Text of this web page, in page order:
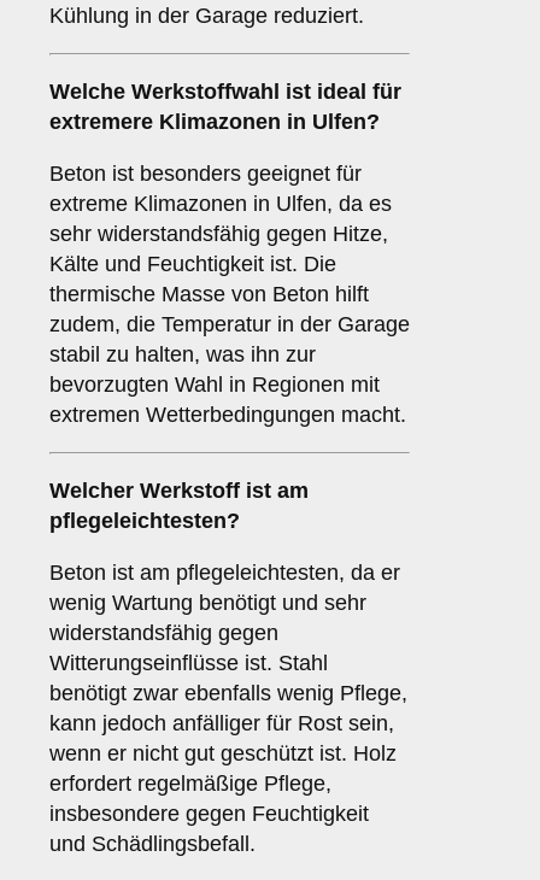
Kühlung in der Garage reduziert.
Welche Werkstoffwahl ist ideal für
extremere Klimazonen in Ulfen?
Beton ist besonders geeignet für
extreme Klimazonen in Ulfen, da es
sehr widerstandsfähig gegen Hitze,
Kälte und Feuchtigkeit ist. Die
thermische Masse von Beton hilft
zudem, die Temperatur in der Garage
stabil zu halten, was ihn zur
bevorzugten Wahl in Regionen mit
extremen Wetterbedingungen macht.
Welcher Werkstoff ist am
pflegeleichtesten?
Beton ist am pflegeleichtesten, da er
wenig Wartung benötigt und sehr
widerstandsfähig gegen
Witterungseinflüsse ist. Stahl
benötigt zwar ebenfalls wenig Pflege,
kann jedoch anfälliger für Rost sein,
wenn er nicht gut geschützt ist. Holz
erfordert regelmäßige Pflege,
insbesondere gegen Feuchtigkeit
und Schädlingsbefall.